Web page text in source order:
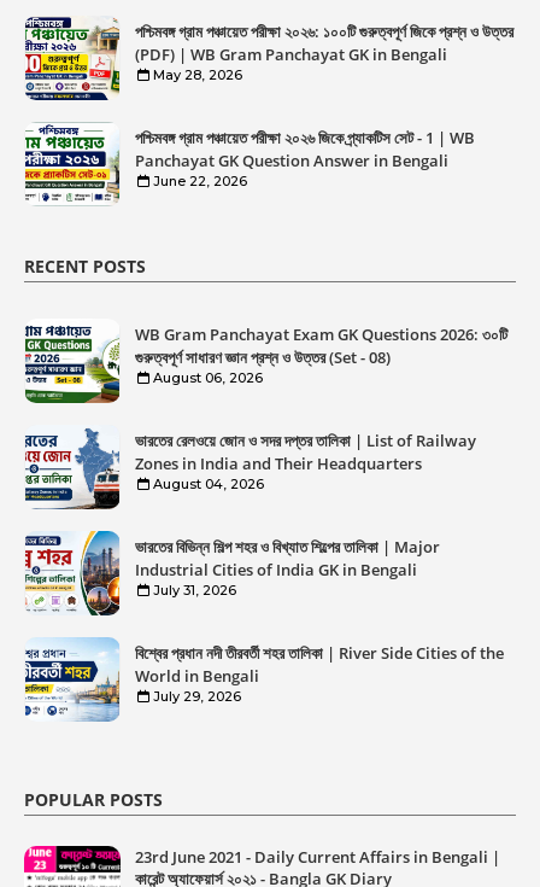
পশ্চিমবঙ্গ গ্রাম পঞ্চায়েত পরীক্ষা ২০২৬: ১০০টি গুরুত্বপূর্ণ জিকে প্রশ্ন ও উত্তর
(PDF) | WB Gram Panchayat GK in Bengali
May 28, 2026
পশ্চিমবঙ্গ গ্রাম পঞ্চায়েত পরীক্ষা ২০২৬ জিকে প্র্যাকটিস সেট - 1 | WB
Panchayat GK Question Answer in Bengali
June 22, 2026
RECENT POSTS
WB Gram Panchayat Exam GK Questions 2026: ৩০টি
গুরুত্বপূর্ণ সাধারণ জ্ঞান প্রশ্ন ও উত্তর (Set - 08)
August 06, 2026
ভারতের রেলওয়ে জোন ও সদর দপ্তর তালিকা | List of Railway
Zones in India and Their Headquarters
August 04, 2026
ভারতের বিভিন্ন শিল্প শহর ও বিখ্যাত শিল্পের তালিকা | Major
Industrial Cities of India GK in Bengali
July 31, 2026
বিশ্বের প্রধান নদী তীরবর্তী শহর তালিকা | River Side Cities of the
World in Bengali
July 29, 2026
POPULAR POSTS
23rd June 2021 - Daily Current Affairs in Bengali |
কারেন্ট অ্যাফেয়ার্স ২০২১ - Bangla GK Diary